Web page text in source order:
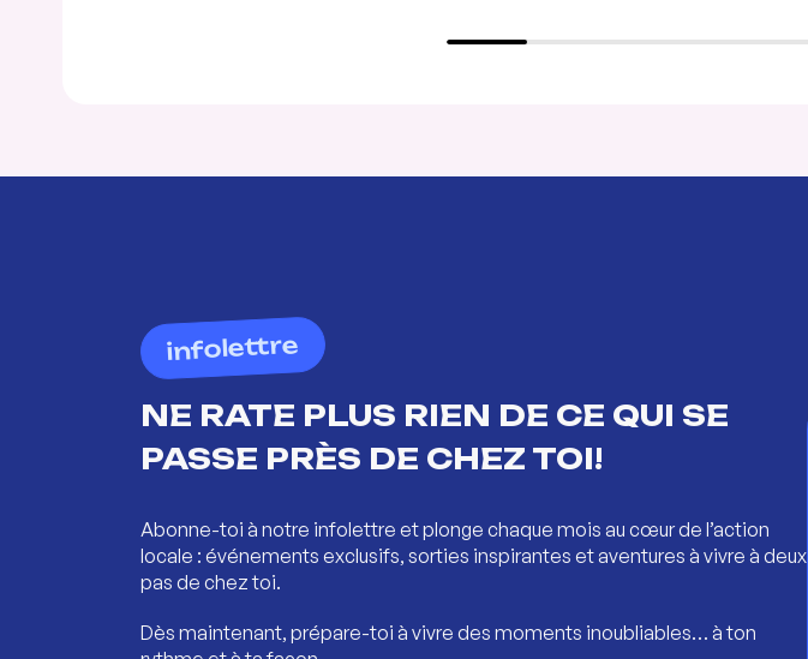
infolettre
NE RATE PLUS RIEN DE CE QUI SE
PASSE PRÈS DE CHEZ TOI!
Abonne-toi à notre infolettre et plonge chaque mois au cœur de l’action
locale : événements exclusifs, sorties inspirantes et aventures à vivre à deux
pas de chez toi.
Dès maintenant, prépare-toi à vivre des moments inoubliables… à ton